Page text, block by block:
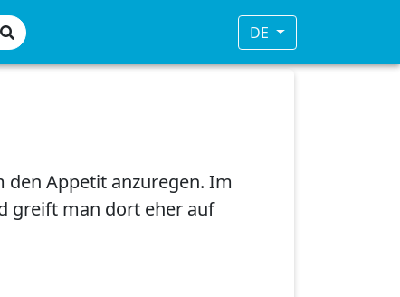
DE
Appetit anzuregen. Im
greift man dort eher auf